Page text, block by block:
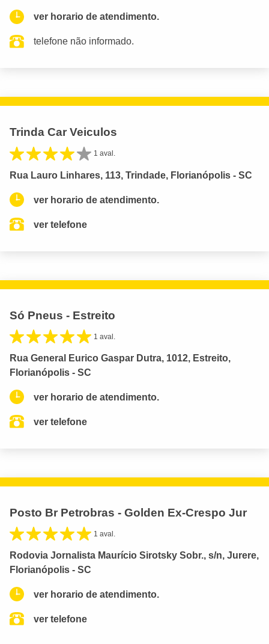
ver horario de atendimento.
telefone não informado.
Trinda Car Veiculos
1 aval.
Rua Lauro Linhares, 113, Trindade, Florianópolis - SC
ver horario de atendimento.
ver telefone
Só Pneus - Estreito
1 aval.
Rua General Eurico Gaspar Dutra, 1012, Estreito,
Florianópolis - SC
ver horario de atendimento.
ver telefone
Posto Br Petrobras - Golden Ex-Crespo Jur
1 aval.
Rodovia Jornalista Maurício Sirotsky Sobr., s/n, Jurere,
Florianópolis - SC
ver horario de atendimento.
ver telefone